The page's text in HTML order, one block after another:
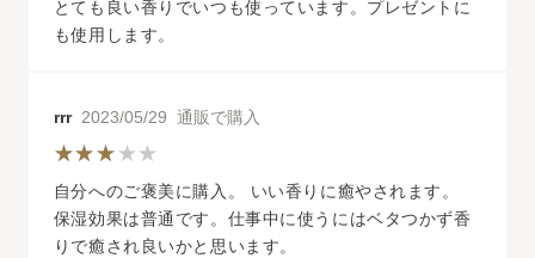
とても良い香りでいつも使っています。プレゼントに
も使用します。
rrr2023/05/29 通販で購入
自分へのご褒美に購入。 いい香りに癒やされます。
保湿効果は普通です。仕事中に使うにはベタつかず香
りで癒され良いかと思います。